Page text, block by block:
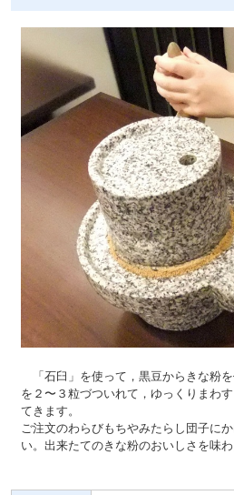
「石臼」を使って，黒豆からきな粉
を２〜３粒づついれて，ゆっくりまわ
てきます。
ご注文のわらびもちやみたらし団子に
い。出来たてのきな粉のおいしさを味わ